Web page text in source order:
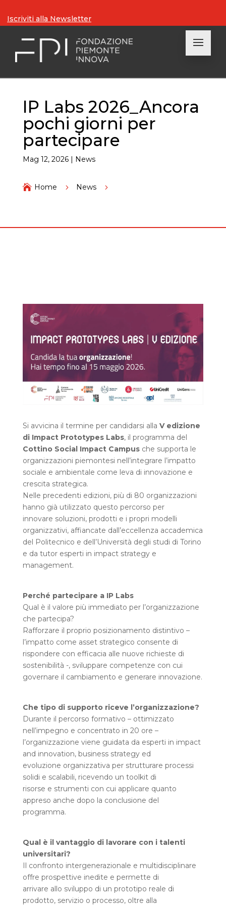
Iscriviti alla Newsletter
IP Labs 2026_Ancora
pochi giorni per
partecipare
Mag 12, 2026| News
 Home 5 News 5
Si avvicina il termine per candidarsi alla V edizione
di Impact Prototypes Labs, il programma del
Cottino Social Impact Campusche supporta le
organizzazioni piemontesi nell’integrare l’impatto
sociale e ambientale come leva di innovazione e
crescita strategica.
Nelle precedenti edizioni, più di 80 organizzazioni
hanno già utilizzato questo percorso per
innovare soluzioni, prodotti e i propri modelli
organizzativi, affiancate dall’eccellenza accademica
del Politecnico e dell’Università degli studi di Torino
e da tutor esperti in impact strategy e
management.
Perché partecipare a IP Labs
Qual è il valore più immediato per l’organizzazione
che partecipa?
Rafforzare il proprio posizionamento distintivo –
l’impatto come asset strategico consente di
rispondere con efficacia alle nuove richieste di
sostenibilità -, sviluppare competenze con cui
governare il cambiamento e generare innovazione.
Che tipo di supporto riceve l’organizzazione?
Durante il percorso formativo – ottimizzato
nell’impegno e concentrato in 20 ore –
l’organizzazione viene guidata da esperti in impact
and innovation, business strategy ed
evoluzione organizzativa per strutturare processi
solidi e scalabili, ricevendo un toolkit di
risorse e strumenti con cui applicare quanto
appreso anche dopo la conclusione del
programma.
Qual è il vantaggio di lavorare con i talenti
universitari?
Il confronto intergenerazionale e multidisciplinare
offre prospettive inedite e permette di
arrivare allo sviluppo di un prototipo reale di
prodotto, servizio o processo, oltre alla